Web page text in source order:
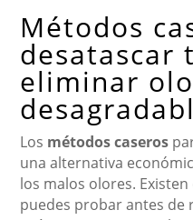
Métodos
desatascar
eliminar
Los métodos caseros
una alternativa
los malos olores.
puedes probar antes